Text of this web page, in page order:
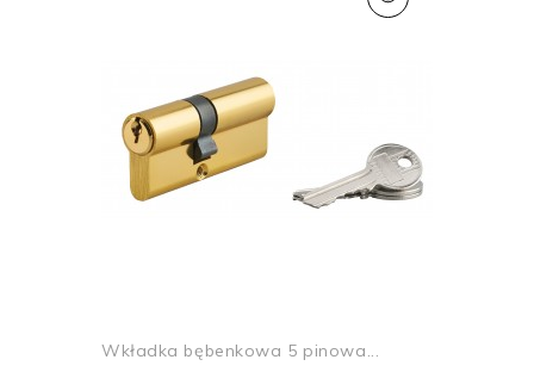
Wkładka bębenkowa 5 pinowa...